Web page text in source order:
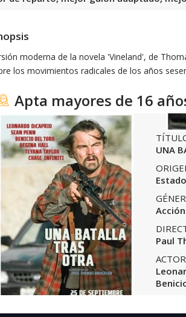
moderna de la novela 'Vineland', de
los movimientos radicales de los años
Apta mayores de 16
UNA
Acción
Paul